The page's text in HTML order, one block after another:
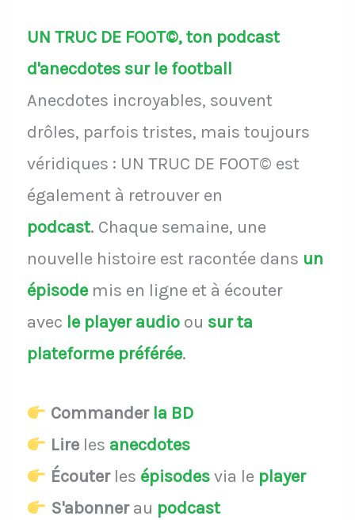
UN TRUC DE FOOT©, ton podcast
d'anecdotes sur le football
Anecdotes incroyables, souvent
drôles, parfois tristes, mais toujours
véridiques : UN TRUC DE FOOT© est
également à retrouver en
podcast. Chaque semaine, une
nouvelle histoire est racontée dans un
épisodemis en ligne et à écouter
avec le player audio ou sur ta
plateforme préférée.
Commander la BD
Lireles anecdotes
Écouterles épisodesvia le player
S'abonnerau podcast